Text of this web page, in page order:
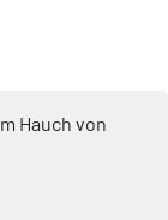
Hauch von